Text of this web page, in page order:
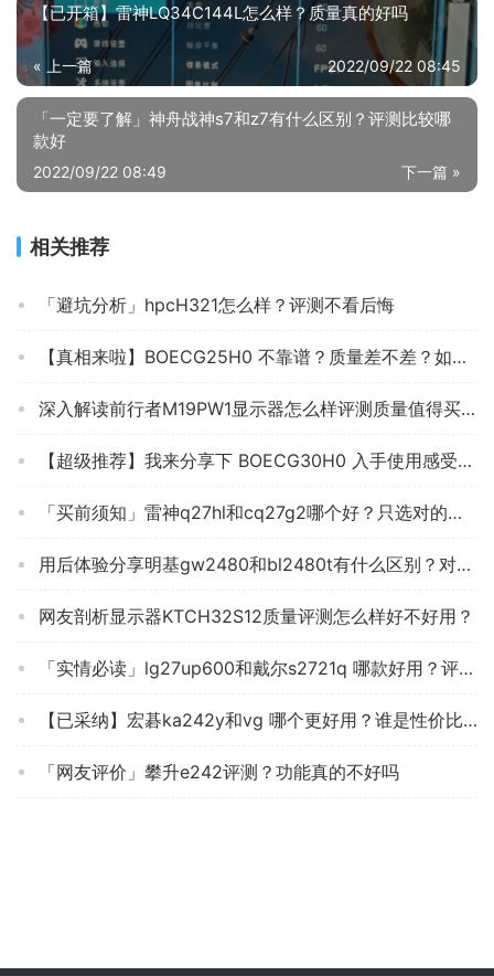
【已开箱】雷神LQ34C144L怎么样？质量真的好吗
« 上一篇 2022/09/22 08:45
「一定要了解」神舟战神s7和z7有什么区别？评测比较哪
款好
下一篇 »
2022/09/22 08:49
相关推荐
「避坑分析」hpcH321怎么样？评测不看后悔
【真相来啦】BOECG25H0 不靠谱？质量差不差？如何看评测结果怎么样？
深入解读前行者M19PW1显示器怎么样评测质量值得买吗？
【超级推荐】我来分享下 BOECG30H0 入手使用感受？显示器评测质量怎么样！
「买前须知」雷神q27hl和cq27g2哪个好？只选对的不选贵的
用后体验分享明基gw2480和bl2480t有什么区别？对比哪款性价比更高
网友剖析显示器KTCH32S12质量评测怎么样好不好用？
「实情必读」lg27up600和戴尔s2721q 哪款好用？评测结果不看后悔
【已采纳】宏碁ka242y和vg 哪个更好用？谁是性价比之王
「网友评价」攀升e242评测？功能真的不好吗